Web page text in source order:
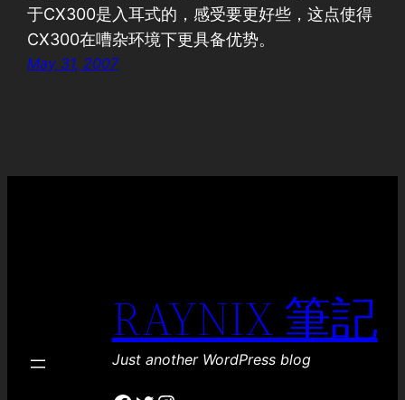
于CX300是入耳式的，感受要更好些，这点使得
CX300在嘈杂环境下更具备优势。
May 31, 2007
RAYNIX 筆記
Just another WordPress blog